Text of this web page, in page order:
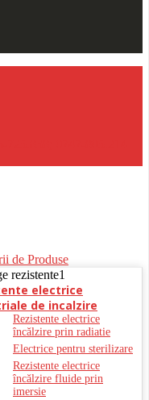
de Produse
electrice
de incalzire
Rezistente electrice
încălzire prin radiatie
Electrice pentru sterilizare
Rezistente electrice
încălzire fluide prin
imersie